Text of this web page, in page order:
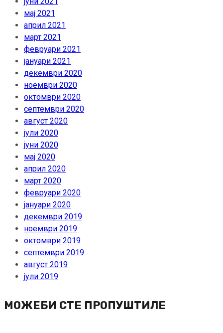
мај 2021
април 2021
март 2021
февруари 2021
јануари 2021
декември 2020
ноември 2020
октомври 2020
септември 2020
август 2020
јули 2020
јуни 2020
мај 2020
април 2020
март 2020
февруари 2020
јануари 2020
декември 2019
ноември 2019
октомври 2019
септември 2019
август 2019
јули 2019
МОЖЕБИ СТЕ ПРОПУШТИЛЕ